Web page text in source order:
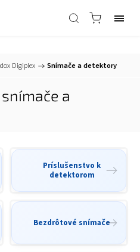
info@tesa-systems.sk
Digiplex / Snímače a detektory
a
Príslušenstvo k
detektorom
Bezdrôtové snímače